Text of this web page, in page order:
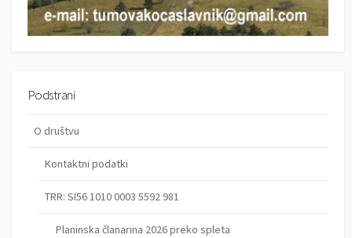
Podstrani
O društvu
Kontaktni podatki
TRR: SI56 1010 0003 5592 981
Planinska članarina 2026 preko spleta